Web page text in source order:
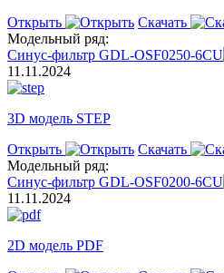
Открыть
Скачать
Модельный ряд:
Синус-фильтр GDL-OSF0250-6CU
11.11.2024
3D модель STEP
Открыть
Скачать
Модельный ряд:
Синус-фильтр GDL-OSF0200-6CU
11.11.2024
2D модель PDF